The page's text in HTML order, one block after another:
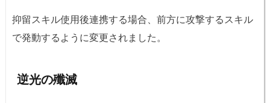
抑留スキル使用後連携する場合、前方に攻撃するスキル
で発動するように変更されました。
逆光の殲滅